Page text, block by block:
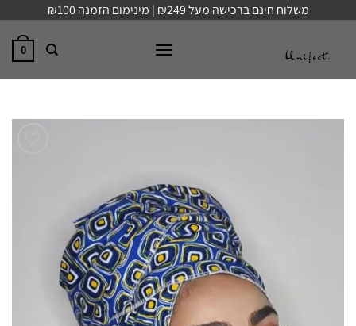
content
משלוח חינם ברכישה מעל ₪249 | מינימום הזמנה ₪100
0